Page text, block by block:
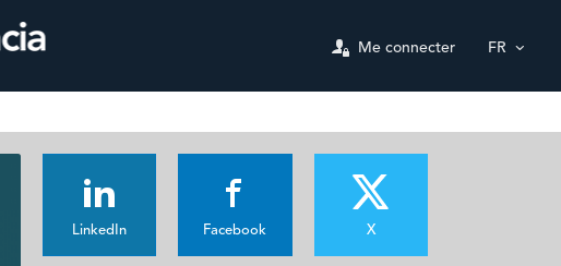
Me connecter FR
LinkedIn Facebook X